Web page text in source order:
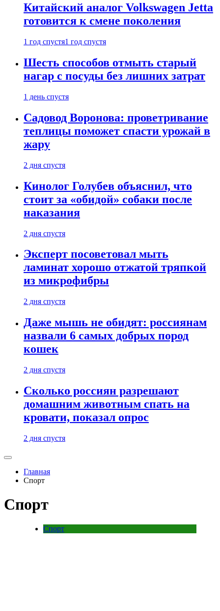
Китайский аналог Volkswagen Jetta
готовится к смене поколения
1 год спустя1 год спустя
Шесть способов отмыть старый
нагар с посуды без лишних затрат
1 день спустя
Садовод Воронова: проветривание
теплицы поможет спасти урожай в
жару
2 дня спустя
Кинолог Голубев объяснил, что
стоит за «обидой» собаки после
наказания
2 дня спустя
Эксперт посоветовал мыть
ламинат хорошо отжатой тряпкой
из микрофибры
2 дня спустя
Даже мышь не обидят: россиянам
назвали 6 самых добрых пород
кошек
2 дня спустя
Сколько россиян разрешают
домашним животным спать на
кровати, показал опрос
2 дня спустя
Главная
Спорт
Спорт
Спорт